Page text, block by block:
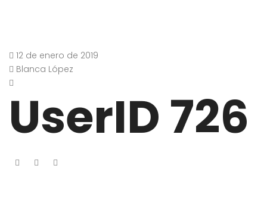
12 de enero de 2019
Blanca López
UserID 726